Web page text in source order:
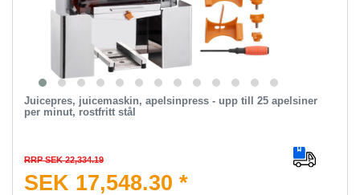
Juicepres, juicemaskin, apelsinpress - upp till 25 apelsiner
per minut, rostfritt stål
RRP SEK 22,334.19
SEK 17,548.30 *